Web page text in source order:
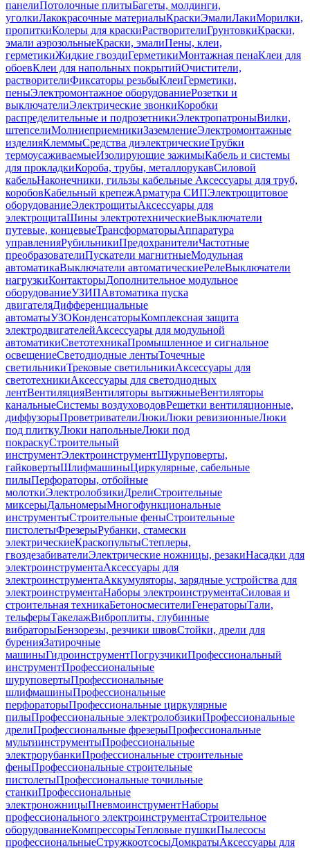
панелиПотолочные плитыБагеты, молдинги,
уголкиЛакокрасочные материалыКраскиЭмалиЛакиМорилки,
пропиткиКолеры для краскиРастворителиГрунтовкиКраски,
эмали аэрозольныеКраски, эмалиПены, клеи,
герметикиЖидкие гвоздиГерметикиМонтажная пенаКлеи для
обоевКлеи для напольных покрытийОчистители,
растворителиФиксаторы резьбыКлеиГерметики,
пеныЭлектромонтажное оборудованиеРозетки и
выключателиЭлектрические звонкиКоробки
распределительные и подрозетникиЭлектропатроныВилки,
штепселиМолниеприемникиЗаземлениеЭлектромонтажные
изделияКлеммыСредства диэлектрическиеТрубки
термоусаживаемыеИзолирующие зажимыКабель и системы
для прокладкиКороба, трубы, металлорукавСиловой
кабельНаконечники, гильзы кабельные Аксессуары для труб,
коробовКабельный крепежАрматура СИПЭлектрощитовое
оборудованиеЭлектрощитыАксессуары для
электрощитаШины электротехническиеВыключатели
путевые, концевыеТрансформаторыАппаратура
управленияРубильникиПредохранителиЧастотные
преобразователиПускатели магнитныеМодульная
автоматикаВыключатели автоматическиеРелеВыключатели
нагрузкиКонтакторыДополнительное модульное
оборудованиеУЗИПАвтоматика пуска
двигателяДифференциальные
автоматыУЗОКонденсаторыКомплексная защита
электродвигателейАксессуары для модульной
автоматикиСветотехникаПромышленное и сигнальное
освещениеСветодиодные лентыТочечные
светильникиТрековые светильникиАксессуары для
светотехникиАксессуары для светодиодных
лентВентиляцияВентиляторы вытяжныеВентиляторы
канальныеСистемы воздуховодовРешетки вентиляционные,
диффузорыПроветривателиЛюкиЛюки ревизионныеЛюки
под плиткуЛюки напольныеЛюки под
покраскуСтроительный
инструментЭлектроинструментШуруповерты,
гайковертыШлифмашиныЦиркулярные, сабельные
пилыПерфораторы, отбойные
молоткиЭлектролобзикиДрелиСтроительные
миксерыДальномерыМногофункциональные
инструментыСтроительные феныСтроительные
пистолетыФрезерыРубанки, стамески
электрическиеКраскопультыСтеплеры,
гвоздезабивателиЭлектрические ножницы, резакиНасадки для
электроинструментаАксессуары для
электроинструментаАккумуляторы, зарядные устройства для
электроинструментаНаборы электроинструментаСиловая и
строительная техникаБетоносмесителиГенераторыТали,
тельферыТакелажВиброплиты, глубинные
вибраторыБензорезы, резчики швовСтойки, дрели для
буренияЗатирочные
машиныГидроинструментПогрузчикиПрофессиональный
инструментПрофессиональные
шуруповертыПрофессиональные
шлифмашиныПрофессиональные
перфораторыПрофессиональные циркулярные
пилыПрофессиональные электролобзикиПрофессиональные
дрелиПрофессиональные фрезерыПрофессиональные
мультиинструментыПрофессиональные
электрорубанкиПрофессиональные строительные
феныПрофессиональные строительные
пистолетыПрофессиональные точильные
станкиПрофессиональные
электроножницыПневмоинструментНаборы
профессионального электроинструментаСтроительное
оборудованиеКомпрессорыТепловые пушкиПылесосы
профессиональныеСтружкоотсосыДомкратыАксессуары для